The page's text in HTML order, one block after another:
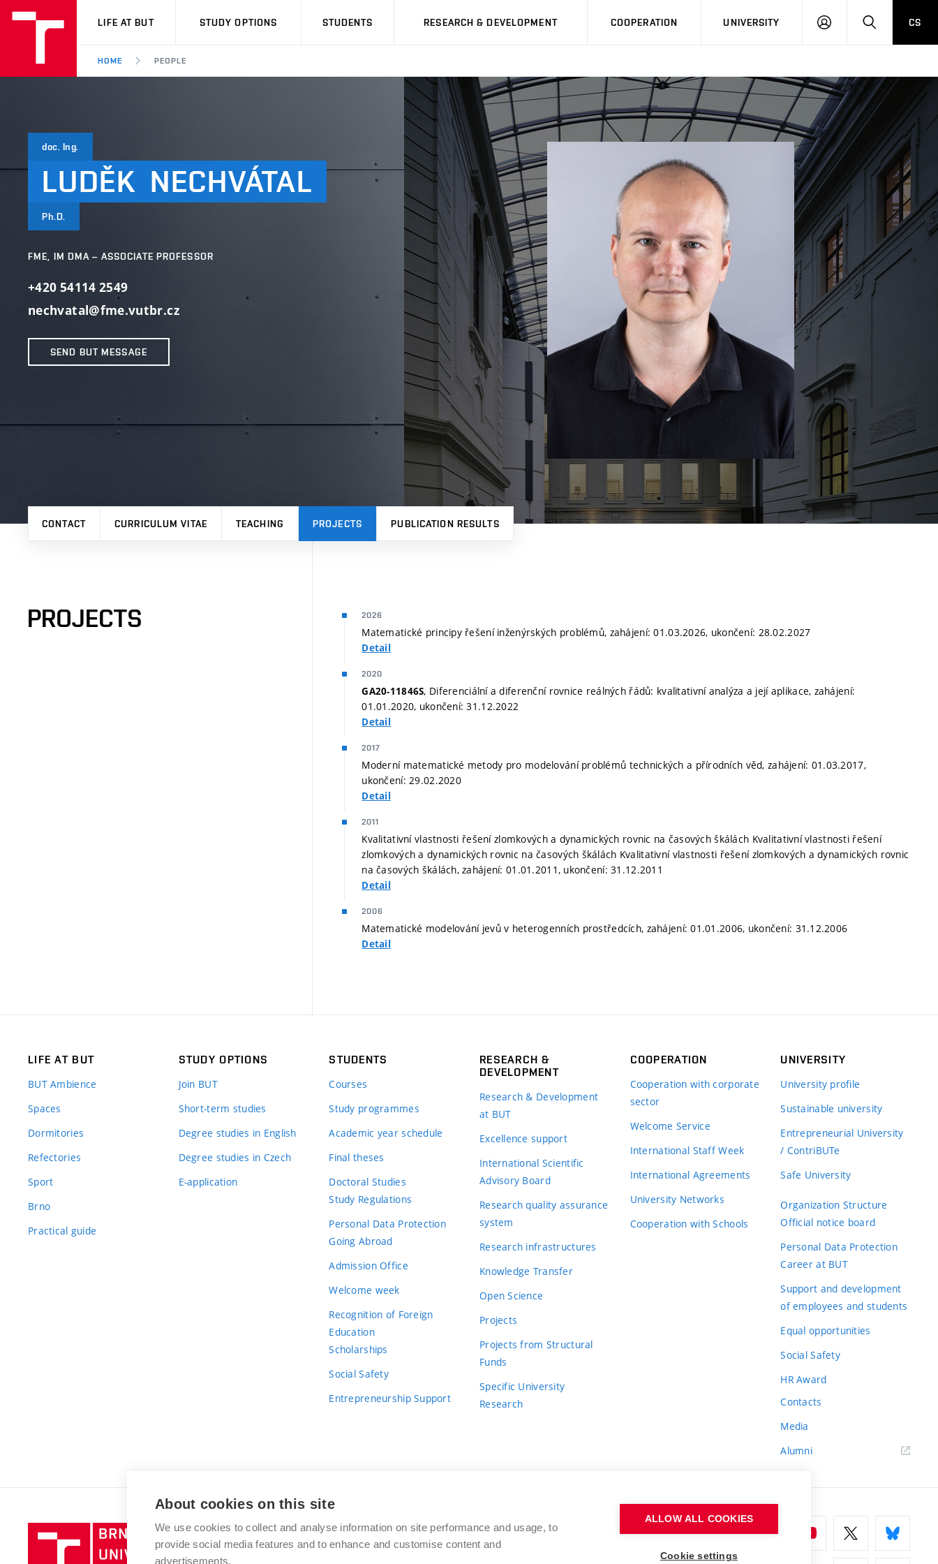
VUT
LIFE AT BUT STUDY OPTIONS STUDENTS RESEARCH & DEVELOPMENT COOPERATION UNIVERSITY
LOG
SEARCHCS
HOME PEOPLE
doc. Ing.
LUDĚK NECHVÁTAL
Ph.D.
FME, IM DMA – ASSOCIATE PROFESSOR
+420 54114 2549
nechvatal@fme.vutbr.cz
SEND BUT MESSAGE
CONTACT CURRICULUM VITAE TEACHING PROJECTS PUBLICATION RESULTS
PROJECTS 2026
Matematické principy řešení inženýrských problémů, zahájení: 01.03.2026, ukončení: 28.02.2027
Detail
2020
GA20-11846S, Diferenciální a diferenční rovnice reálných řádů: kvalitativní analýza a její aplikace, zahájení:
01.01.2020, ukončení: 31.12.2022
Detail
2017
Moderní matematické metody pro modelování problémů technických a přírodních věd, zahájení: 01.03.2017,
ukončení: 29.02.2020
Detail
2011
Kvalitativní vlastnosti řešení zlomkových a dynamických rovnic na časových škálách Kvalitativní vlastnosti řešení
zlomkových a dynamických rovnic na časových škálách Kvalitativní vlastnosti řešení zlomkových a dynamických rovnic
na časových škálách, zahájení: 01.01.2011, ukončení: 31.12.2011
Detail
2006
Matematické modelování jevů v heterogenních prostředcích, zahájení: 01.01.2006, ukončení: 31.12.2006
Detail
LIFE AT BUT
BUT Ambience
Spaces
Dormitories
Refectories
Sport
Brno
Practical guide
STUDY OPTIONS
Join BUT
Short-term studies
Degree studies in English
Degree studies in Czech
E-application
STUDENTS
Courses
Study programmes
Academic year schedule
Final theses
Doctoral Studies
Study Regulations
Personal Data Protection
Going Abroad
Admission Office
Welcome week
Recognition of Foreign
Education
Scholarships
Social Safety
Entrepreneurship Support
RESEARCH &
DEVELOPMENT
Research & Development
at BUT
Excellence support
International Scientific
Advisory Board
Research quality assurance
system
Research infrastructures
Knowledge Transfer
Open Science
Projects
Projects from Structural
Funds
Specific University
Research
COOPERATION
Cooperation with corporate
sector
Welcome Service
International Staff Week
International Agreements
University Networks
Cooperation with Schools
UNIVERSITY
University profile
Sustainable university
Entrepreneurial University
/ ContriBUTe
Safe University
Organization Structure
Official notice board
Personal Data Protection
Career at BUT
Support and development
of employees and students
Equal opportunities
Social Safety
HR Award
Contacts
Media
Alumni
Brno
University
BRNO UNIVERSITY OF TECHNOLOGY
Antonínská 548/1
www.vut.cz
About cookies on this site
We use cookies to collect and analyse information on site performance and usage, to
provide social media features and to enhance and customise content and
advertisements.
ALLOW ALL COOKIES
Cookie settings